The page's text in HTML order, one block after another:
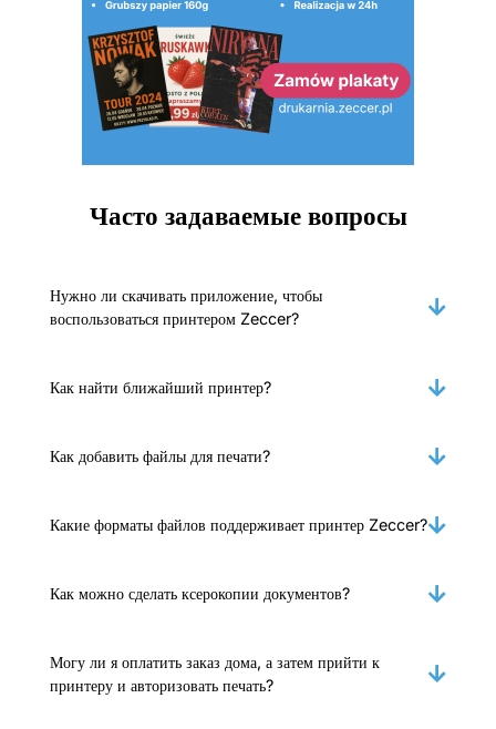
Часто задаваемые вопросы
Нужно ли скачивать приложение, чтобы
воспользоваться принтером Zeccer?
Как найти ближайший принтер?
Как добавить файлы для печати?
Какие форматы файлов поддерживает принтер Zeccer?
Как можно сделать ксерокопии документов?
Могу ли я оплатить заказ дома, а затем прийти к
принтеру и авторизовать печать?